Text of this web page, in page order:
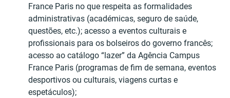
France Paris no que respeita as formalidades
administrativas (académicas, seguro de saúde,
questões, etc.); acesso a eventos culturais e
profissionais para os bolseiros do governo francês;
acesso ao catálogo “lazer” da Agência Campus
France Paris (programas de fim de semana, eventos
desportivos ou culturais, viagens curtas e
espetáculos);